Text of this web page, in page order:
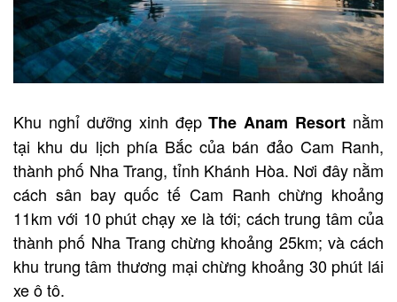
Khu nghỉ dưỡng xinh đẹpThe Anam Resort nằm
tại khu du lịch phía Bắc của bán đảo Cam Ranh,
thành phố Nha Trang, tỉnh Khánh Hòa. Nơi đây nằm
cách sân bay quốc tế Cam Ranh chừng khoảng
11km với 10 phút chạy xe là tới; cách trung tâm của
thành phố Nha Trang chừng khoảng 25km; và cách
khu trung tâm thương mại chừng khoảng 30 phút lái
xe ô tô.